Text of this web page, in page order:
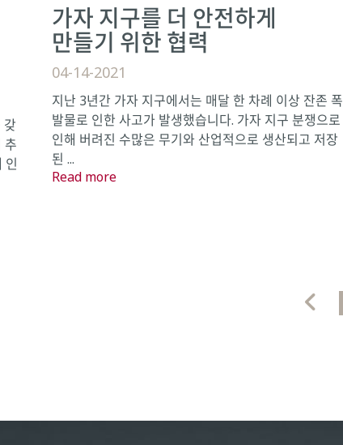
추
인
가자 지구를 더 안전하게
만들기 위한 협력
04-14-2021
지난 3년간 가자 지구에서는 매달 한 차례 이상 잔존 폭
발물로 인한 사고가 발생했습니다. 가자 지구 분쟁으로
인해 버려진 수많은 무기와 산업적으로 생산되고 저장
된 ...
Read more